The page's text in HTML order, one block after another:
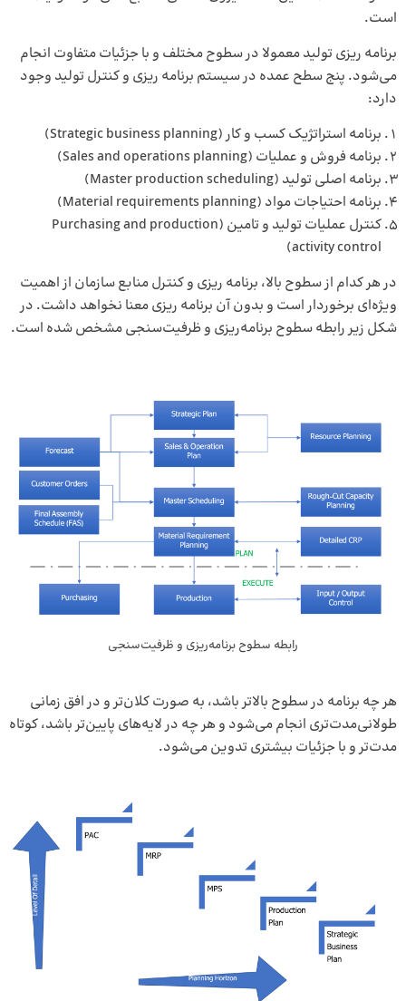
است.
برنامه ریزی تولید معمولا در سطوح مختلف و با جزئیات متفاوت انجام
می‌شود. پنج سطح عمده در سیستم برنامه ریزی و کنترل تولید وجود
دارد:
برنامه استراتژیک کسب و کار (Strategic business planning)
برنامه فروش و عملیات (Sales and operations planning)
برنامه اصلی تولید (Master production scheduling)
برنامه احتیاجات مواد (Material requirements planning)
کنترل عملیات تولید و تامین (Purchasing and production
activity control)
در هر کدام از سطوح بالا، برنامه ریزی و کنترل منابع سازمان از اهمیت
ویژه‌ای برخوردار است و بدون آن برنامه ریزی معنا نخواهد داشت. در
شکل زیر رابطه سطوح برنامه‌ریزی و ظرفیت‌سنجی مشخص شده است.
رابطه سطوح برنامه‌ریزی و ظرفیت‌سنجی
هر چه برنامه در سطوح بالاتر باشد، به صورت کلان‌تر و در افق زمانی
طولانی‌مدت‌تری انجام می‌شود و هر چه در لایه‌های پایین‌تر باشد، کوتاه
مدت‌تر و با جزئیات بیشتری تدوین می‌شود.